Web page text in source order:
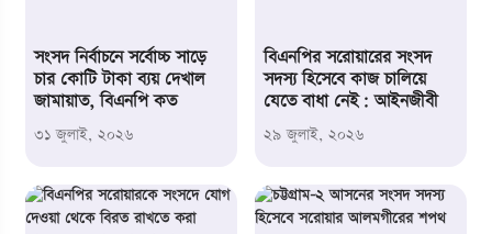
সংসদ নির্বাচনে সর্বোচ্চ সাড়ে
চার কোটি টাকা ব্যয় দেখাল
জামায়াত, বিএনপি কত
৩১ জুলাই, ২০২৬
বিএনপির সরোয়ারের সংসদ
সদস্য হিসেবে কাজ চালিয়ে
যেতে বাধা নেই: আইনজীবী
২৯ জুলাই, ২০২৬